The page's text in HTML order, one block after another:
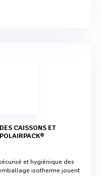
et hygiénique des
isotherme jouent